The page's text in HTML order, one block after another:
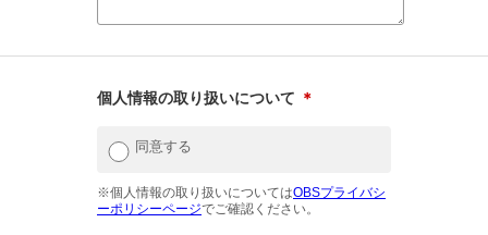
個人情報の取り扱いについて ＊
同意する
※個人情報の取り扱いについてはOBSプライバシ
ーポリシーページでご確認ください。